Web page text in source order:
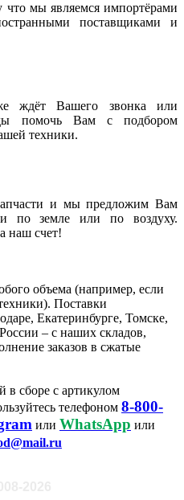
мы являемся импортёрами
поставщиками и
ждёт Вашего звонка или
помочь Вам с подбором
техники.
и мы предложим Вам
по земле или по воздуху.
наш счет!
объема (например, если
Поставки
Екатеринбурге, Томске,
– с наших складов,
заказов в сжатые
в сборе с артикулом
телефоном 8-800-
или WhatsApp или